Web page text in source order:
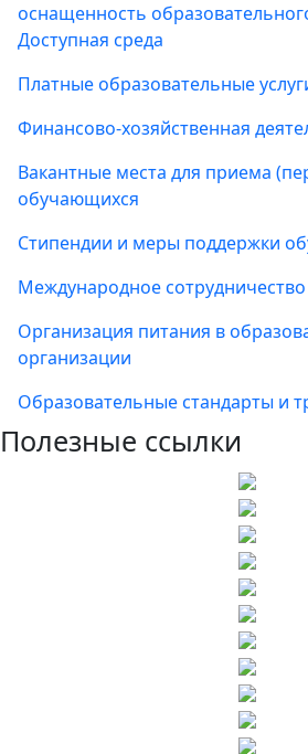
оснащенность
Доступная среда
Платные образовательные
Финансово-хозяйственная
Вакантные места для приема
обучающихся
Стипендии и меры поддержки
Международное сотрудничество
Организация питания в
организации
Образовательные стандарты и
Полезные ссылки